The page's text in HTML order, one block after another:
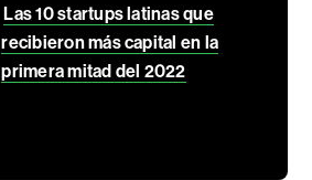
Las 10 startups latinas que
recibieron más capital en la
primera mitad del 2022